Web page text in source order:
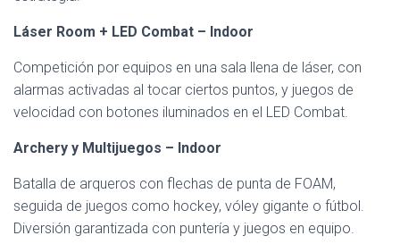
Láser Room + LED Combat – Indoor
Competición por equipos en una sala llena de láser, con
alarmas activadas al tocar ciertos puntos, y juegos de
velocidad con botones iluminados en el LED Combat.
Archery y Multijuegos – Indoor
Batalla de arqueros con flechas de punta de FOAM,
seguida de juegos como hockey, vóley gigante o fútbol.
Diversión garantizada con puntería y juegos en equipo.